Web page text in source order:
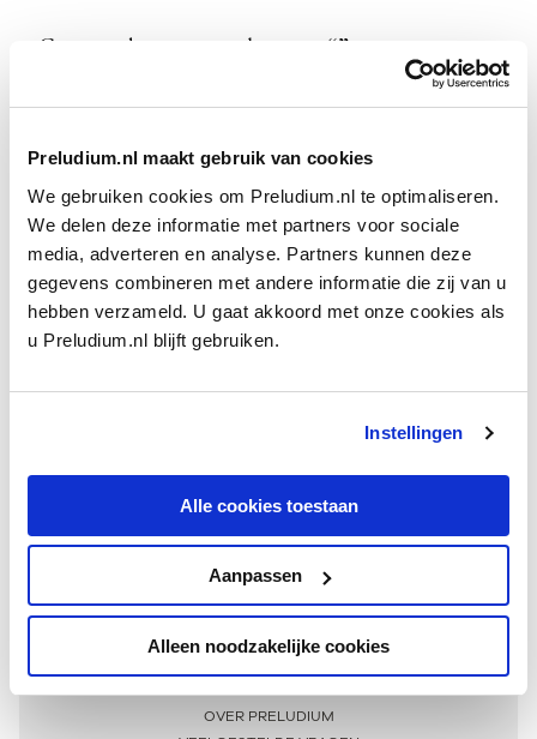
Preludium.nl maakt gebruik van cookies
We gebruiken cookies om Preludium.nl te optimaliseren.
We delen deze informatie met partners voor sociale
media, adverteren en analyse. Partners kunnen deze
gegevens combineren met andere informatie die zij van u
hebben verzameld. U gaat akkoord met onze cookies als
u Preludium.nl blijft gebruiken.
Instellingen
Alle cookies toestaan
Aanpassen
Alleen noodzakelijke cookies
Geen resultaten gevonden voor “”.
Meer informatie
OVER PRELUDIUM